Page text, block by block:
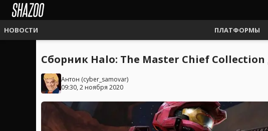
НОВОСТИ ПЛАТФОРМЫ
Сборник Halo: The Master Chief
Антон (cyber_samovar)
09:30, 2 ноября 2020